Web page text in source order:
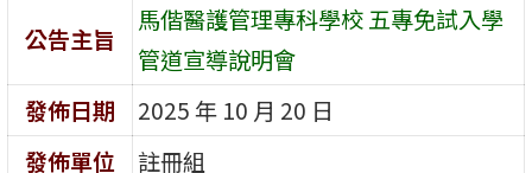
公告主旨
馬偕醫護管理專科學校 五專免試入學
管道宣導說明會
發佈日期
2025 年 10 月 20 日
發佈單位
註冊組